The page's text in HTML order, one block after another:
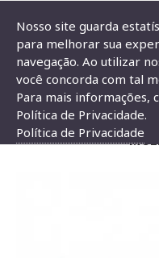
Alojamento Para Conector
ALOJAMENTO PARA
Nosso site guarda
para melhorar sua
navegação. Ao utilizar
você concorda com tal
Para mais informações,
Política de Privacidade.
Política de Privacidade